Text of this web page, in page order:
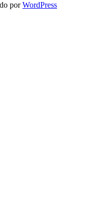
porWordPress